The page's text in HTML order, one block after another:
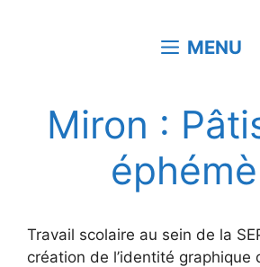
MENU
Miron :
Travail scolaire au sein de la
création de l’identité graphique